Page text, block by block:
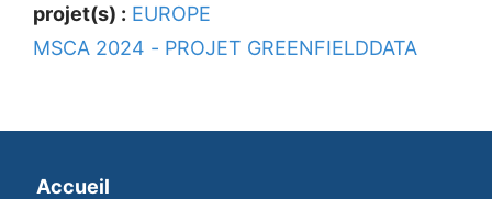
projet(s) : EUROPE
MSCA 2024 - PROJET GREENFIELDDATA
Accueil